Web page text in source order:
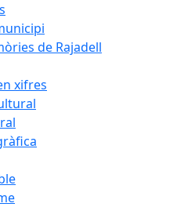
de Rajadell
xifres